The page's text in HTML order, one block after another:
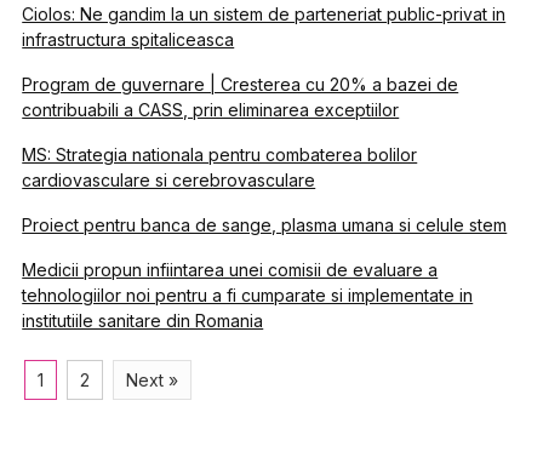
Ciolos: Ne gandim la un sistem de parteneriat public-privat in
infrastructura spitaliceasca
Program de guvernare | Cresterea cu 20% a bazei de
contribuabili a CASS, prin eliminarea exceptiilor
MS: Strategia nationala pentru combaterea bolilor
cardiovasculare si cerebrovasculare
Proiect pentru banca de sange, plasma umana si celule stem
Medicii propun infiintarea unei comisii de evaluare a
tehnologiilor noi pentru a fi cumparate si implementate in
institutiile sanitare din Romania
1 2 Next »